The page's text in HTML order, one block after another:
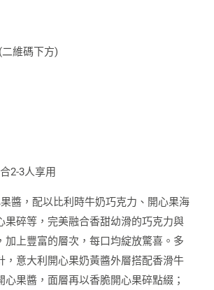
維碼下方)
2-3人享用
醬，配以比利時牛奶巧克力、開心果海
果碎等，完美融合香甜幼滑的巧克力與
加上豐富的層次，每口均綻放驚喜。多
，意大利開心果奶黃醬外層搭配香滑牛
心果醬，面層再以香脆開心果碎點綴；